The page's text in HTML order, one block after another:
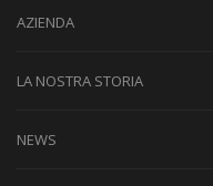
AZIENDA
LA NOSTRA STORIA
NEWS